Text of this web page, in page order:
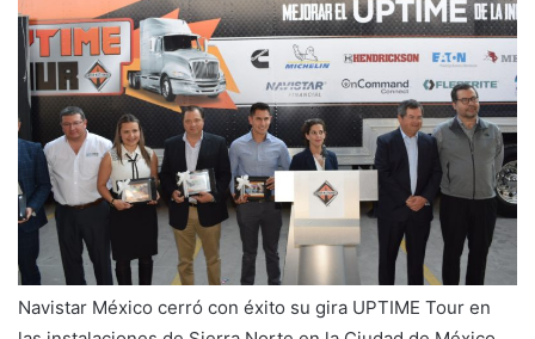
Navistar México cerró con éxito su gira UPTIME Tour en